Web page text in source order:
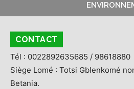
CONTACT
Tél : 0022892635685 / 98618880
Siège Lomé : Totsi Gblenkomé
Betania.